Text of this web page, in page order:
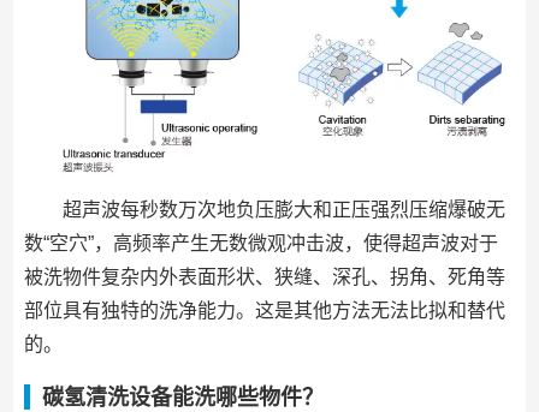
超声波每秒数万次地负压膨大和正压强烈压缩爆破无
数“空穴”，高频率产生无数微观冲击波，使得超声波对于
被洗物件复杂内外表面形状、狭缝、深孔、拐角、死角等
部位具有独特的洗净能力。这是其他方法无法比拟和替代
的。
碳氢清洗设备能洗哪些物件？